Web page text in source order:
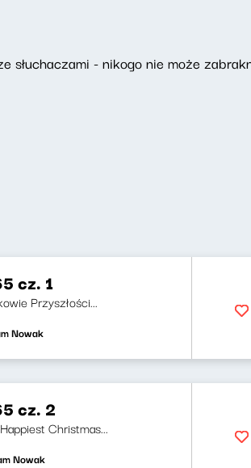
słuchaczami - nikogo nie może
cz. 1
Przyszłości...
Nowak
cz. 2
Christmas...
Nowak